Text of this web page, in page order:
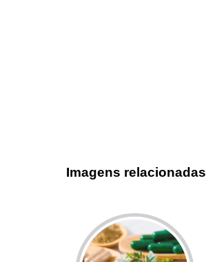
Imagens relacionadas